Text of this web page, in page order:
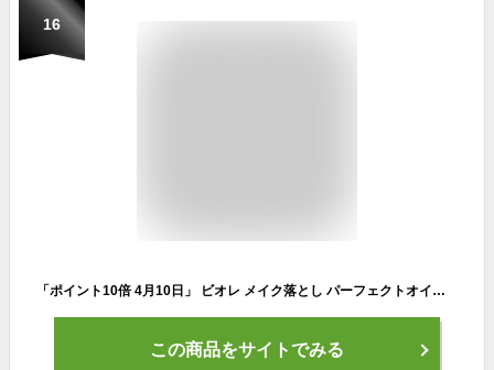
16
「ポイント10倍 4月10日」 ビオレ メイク落とし パーフェクトオイル 230ml クレンジング アットコスメ 正規品
この商品をサイトでみる